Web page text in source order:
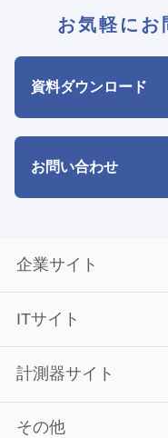
お気軽にお
資料ダウンロード
お問い合わせ
企業サイト
ITサイト
計測器サイト
その他